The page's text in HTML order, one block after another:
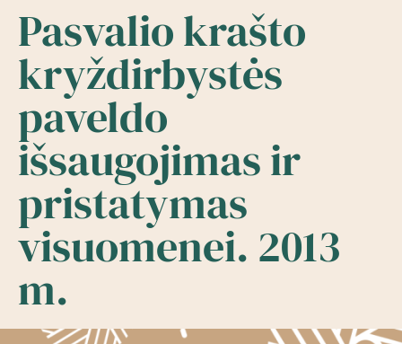
Pasvalio krašto
kryždirbystės
paveldo
išsaugojimas ir
pristatymas
visuomenei. 2013
m.